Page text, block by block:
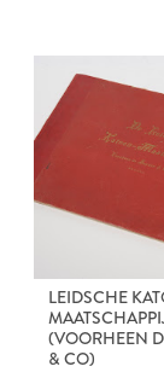
LEIDSCHE
(VOORHEEN
& CO)